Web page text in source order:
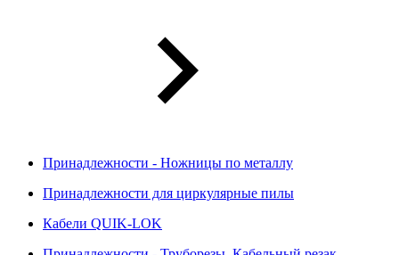
Принадлежности - Ножницы по металлу
Принадлежности для циркулярные пилы
Кабели QUIK-LOK